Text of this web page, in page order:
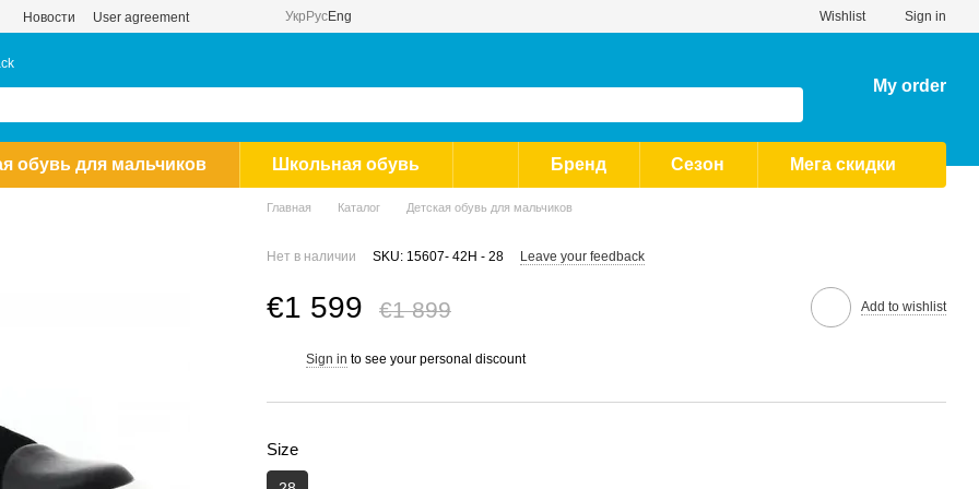
Новости User agreement Укр РусEng Wishlist Sign in
My order
обувь для мальчиков Школьная обувь Бренд Сезон Мега скидки
Главная Каталог Детская обувь для мальчиков
Нет в наличии SKU: 15607- 42Н - 28 Leave your feedback
€1 599 €1 899 Add to wishlist
Sign in to see your personal discount
Size